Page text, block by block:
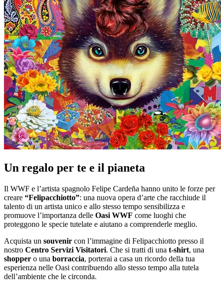
Un regalo per te e il pianeta
Il WWF e l’artista spagnolo Felipe Cardeña hanno unito le forze per
creare “Felipacchiotto”: una nuova opera d’arte che racchiude il
talento di un artista unico e allo stesso tempo sensibilizza e
promuove l’importanza delle Oasi WWF come luoghi che
proteggono le specie tutelate e aiutano a comprenderle meglio.
Acquista un souvenir con l’immagine di Felipacchiotto presso il
nostro Centro Servizi Visitatori. Che si tratti di una t-shirt, una
shopper o una borraccia, porterai a casa un ricordo della tua
esperienza nelle Oasi contribuendo allo stesso tempo alla tutela
dell’ambiente che le circonda.